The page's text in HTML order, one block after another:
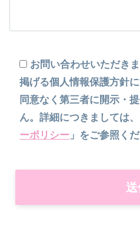
お問い合わせいただき
掲げる個人情報保護方針
同意なく第三者に開示・
ん。詳細につきましては
ーポリシー 」をご参照くだ